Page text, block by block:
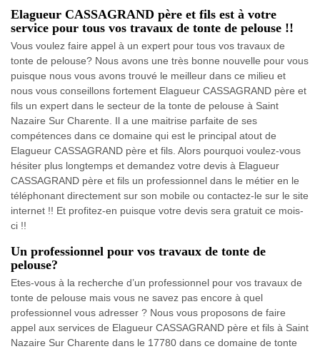
Elagueur CASSAGRAND père et fils est à votre
service pour tous vos travaux de tonte de pelouse !!
Vous voulez faire appel à un expert pour tous vos travaux de
tonte de pelouse? Nous avons une très bonne nouvelle pour vous
puisque nous vous avons trouvé le meilleur dans ce milieu et
nous vous conseillons fortement Elagueur CASSAGRAND père et
fils un expert dans le secteur de la tonte de pelouse à Saint
Nazaire Sur Charente. Il a une maitrise parfaite de ses
compétences dans ce domaine qui est le principal atout de
Elagueur CASSAGRAND père et fils. Alors pourquoi voulez-vous
hésiter plus longtemps et demandez votre devis à Elagueur
CASSAGRAND père et fils un professionnel dans le métier en le
téléphonant directement sur son mobile ou contactez-le sur le site
internet !! Et profitez-en puisque votre devis sera gratuit ce mois-
ci !!
Un professionnel pour vos travaux de tonte de
pelouse?
Etes-vous à la recherche d’un professionnel pour vos travaux de
tonte de pelouse mais vous ne savez pas encore à quel
professionnel vous adresser ? Nous vous proposons de faire
appel aux services de Elagueur CASSAGRAND père et fils à Saint
Nazaire Sur Charente dans le 17780 dans ce domaine de tonte